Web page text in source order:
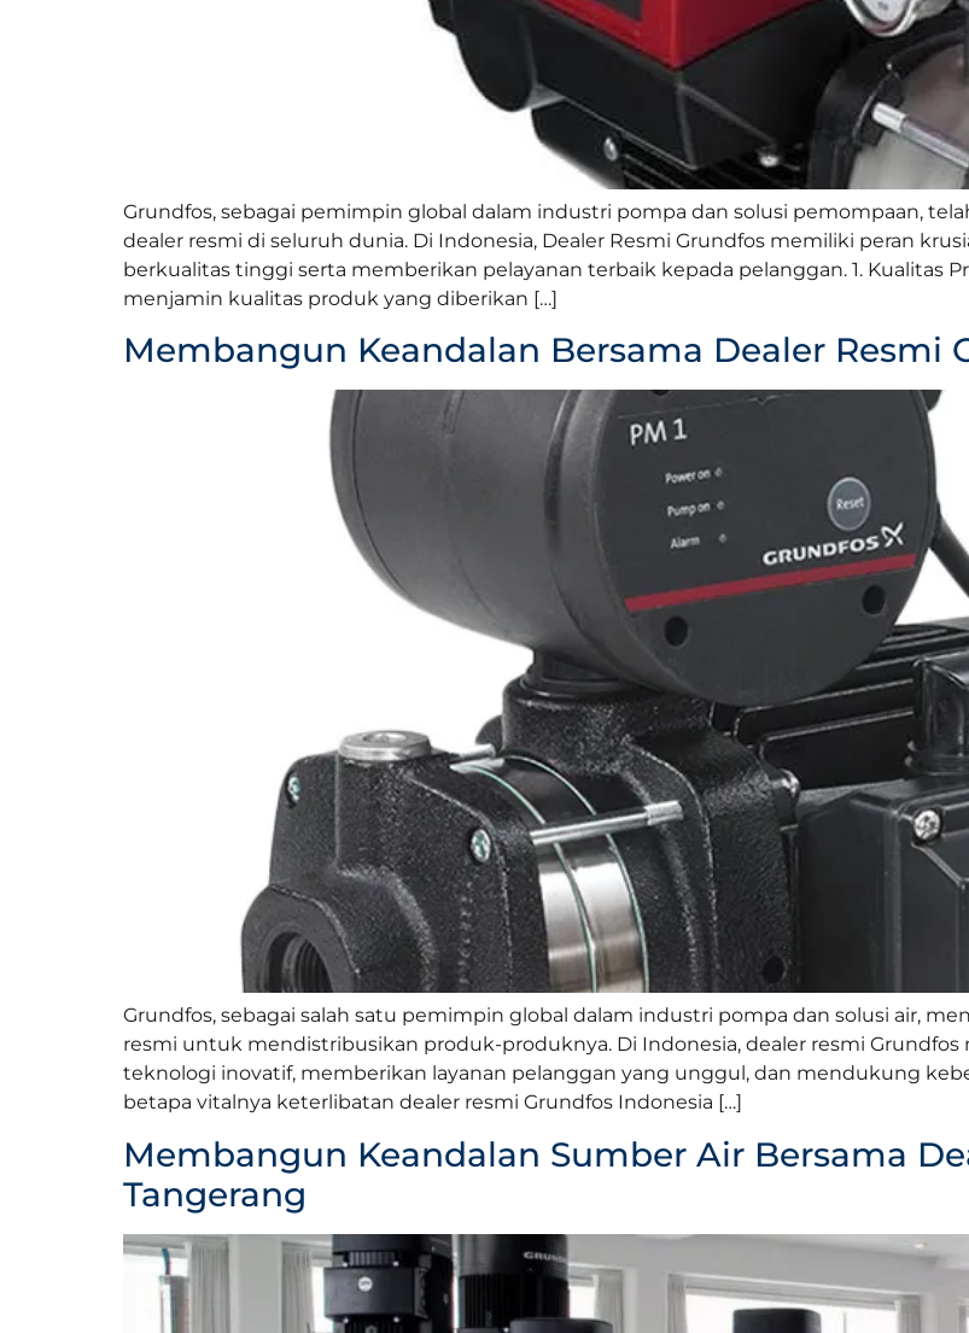
Grundfos, sebagai pemimpin global dalam industri pompa dan solusi pemompaan,
dealer resmi di seluruh dunia. Di Indonesia, Dealer Resmi Grundfos memiliki peran
berkualitas tinggi serta memberikan pelayanan terbaik kepada pelanggan. 1. Kualitas
menjamin kualitas produk yang diberikan […]
Membangun Keandalan Bersama Dealer Resmi
Grundfos, sebagai salah satu pemimpin global dalam industri pompa dan solusi air,
resmi untuk mendistribusikan produk-produknya. Di Indonesia, dealer resmi
teknologi inovatif, memberikan layanan pelanggan yang unggul, dan mendukung
betapa vitalnya keterlibatan dealer resmi Grundfos Indonesia […]
Membangun Keandalan Sumber Air Bersama
Tangerang